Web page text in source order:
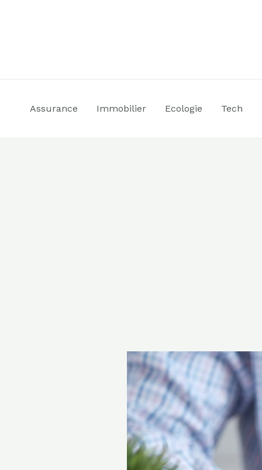
Assurance Immobilier Ecologie Tech